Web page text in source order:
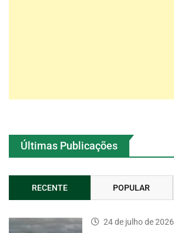
Últimas Publicações
RECENTE POPULAR
24 de julho de 2026